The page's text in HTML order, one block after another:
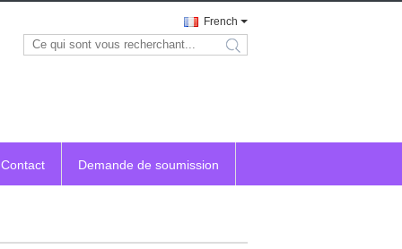
French
search
Contact Demande de soumission